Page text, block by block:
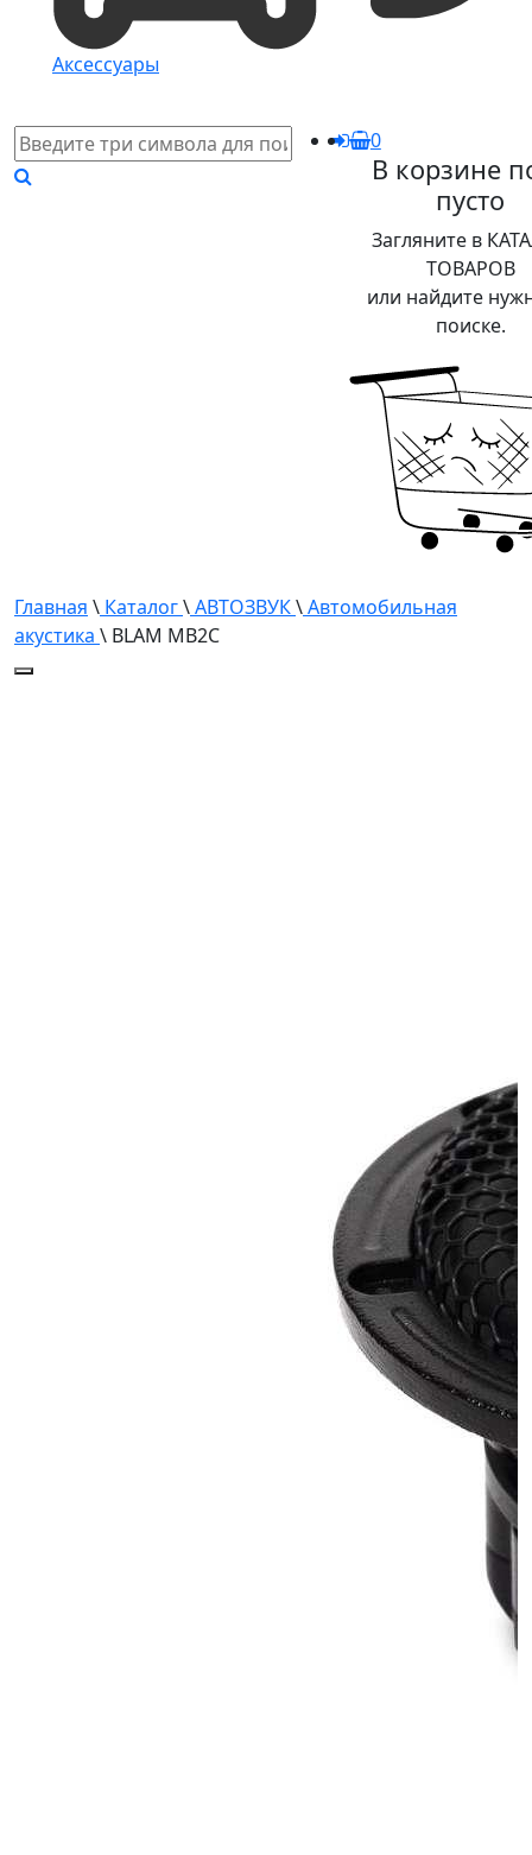
Аксессуары
0
В корзине
пусто
Загляните в
ТОВАРОВ
или найдите
поиске.
Главная \ Каталог\АВТОЗВУК\Автомобильная
акустика \ BLAM MB2C